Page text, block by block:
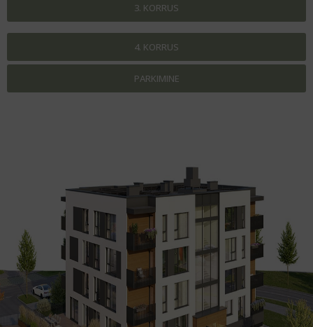
3. KORRUS
4. KORRUS
PARKIMINE